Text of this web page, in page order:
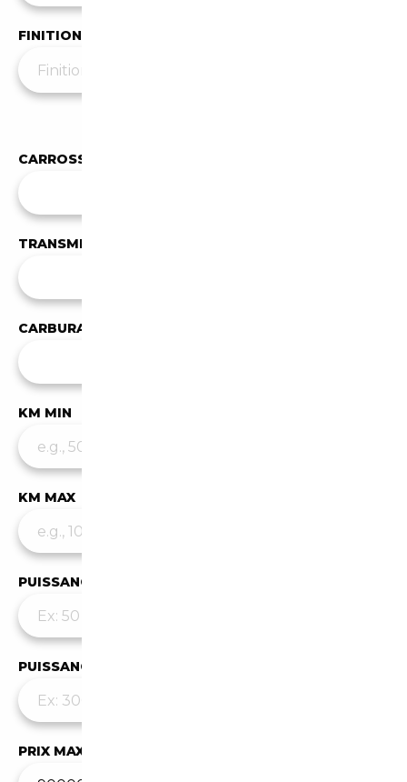
FINITION
CARROSSERIE
TRANSMISSION
CARBURANT
KM MIN
KM MAX
PUISSANCE MIN
PUISSANCE MAX
PRIX MAX (€)